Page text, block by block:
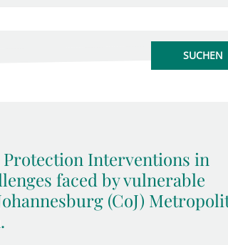
Interventions in
faced by vulnerable
(CoJ)